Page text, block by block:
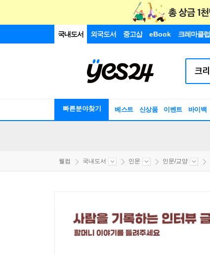
국내도서 외국도서 중고샵 eBook 크레마클럽
빠른분야찾기 베스트 신상품 이벤트 바이백
웰컴 국내도서 인문 인문/교양